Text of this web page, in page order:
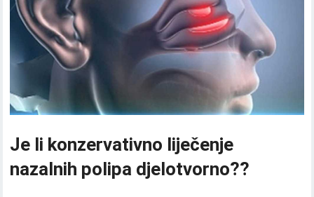
Je li konzervativno liječenje
nazalnih polipa djelotvorno??